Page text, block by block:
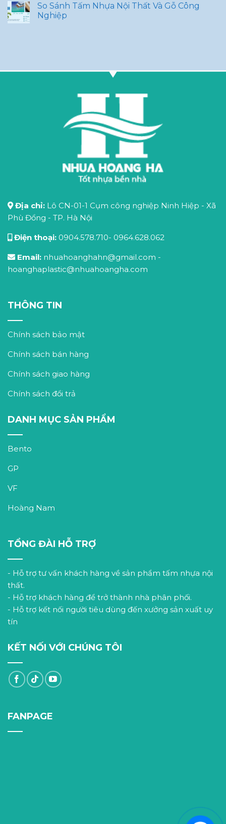
So Sánh Tấm Nhựa Nội Thất Và Gỗ Công
Nghiệp
Địa chỉ: Lô CN-01-1 Cụm công nghiệp Ninh Hiệp - Xã
Phù Đổng - TP. Hà Nội
Điện thoại: 0904.578.710- 0964.628.062
Email: nhuahoanghahn@gmail.com -
hoanghaplastic@nhuahoangha.com
THÔNG TIN
Chính sách bảo mật
Chính sách bán hàng
Chính sách giao hàng
Chính sách đổi trả
DANH MỤC SẢN PHẨM
Bento
GP
VF
Hoàng Nam
TỔNG ĐÀI HỖ TRỢ
- Hỗ trợ tư vấn khách hàng về sản phẩm tấm nhựa nội
thất.
- Hỗ trợ khách hàng để trở thành nhà phân phối.
- Hỗ trợ kết nối người tiêu dùng đến xưởng sản xuất uy
tín
KẾT NỐI VỚI CHÚNG TÔI
FANPAGE